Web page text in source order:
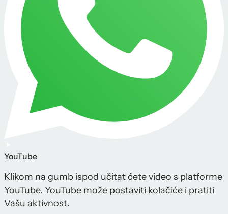
YouTube
Klikom na gumb ispod učitat ćete video s platforme
YouTube. YouTube može postaviti kolačiće i pratiti
Vašu aktivnost.